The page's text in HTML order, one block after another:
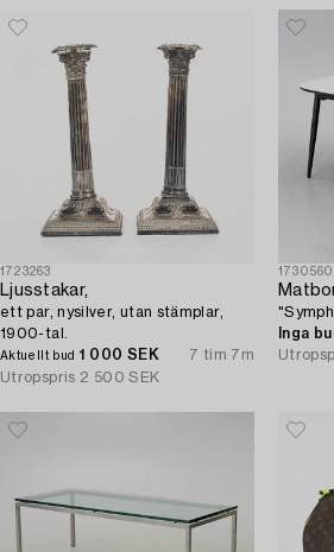
1723263
Ljusstakar,
ett par, nysilver, utan stämplar,
1900-tal.
Aktuellt bud 1 000 SEK
7 tim 7m
Utropspris 2 500 SEK
1730560
Inga